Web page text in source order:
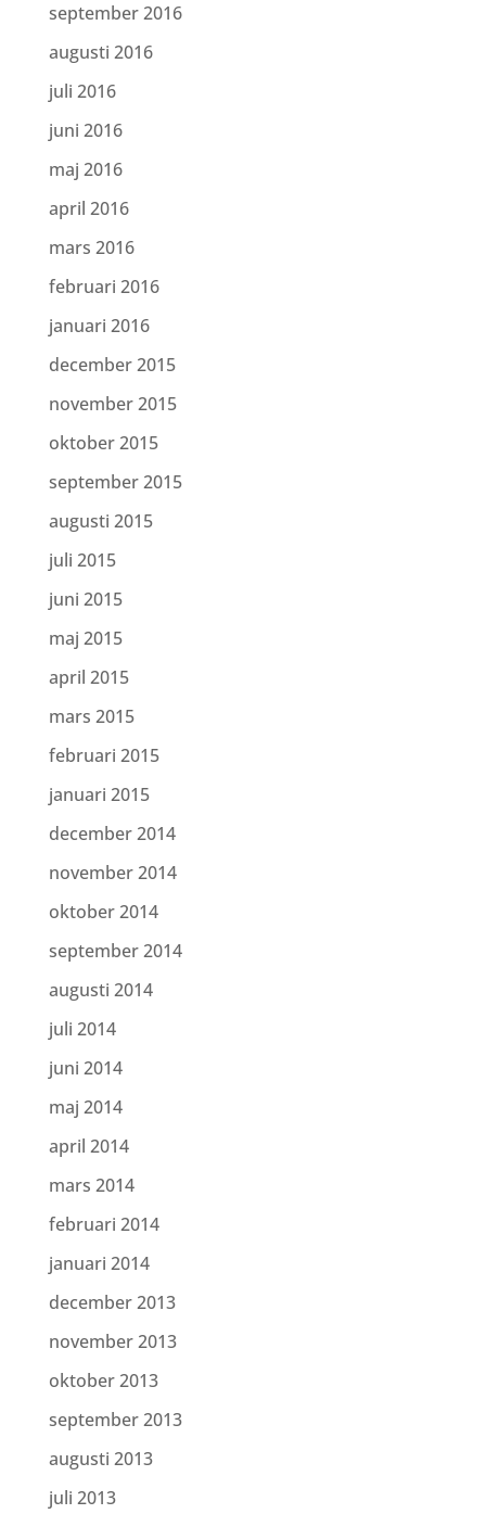
september 2016
augusti 2016
juli 2016
juni 2016
maj 2016
april 2016
mars 2016
februari 2016
januari 2016
december 2015
november 2015
oktober 2015
september 2015
augusti 2015
juli 2015
juni 2015
maj 2015
april 2015
mars 2015
februari 2015
januari 2015
december 2014
november 2014
oktober 2014
september 2014
augusti 2014
juli 2014
juni 2014
maj 2014
april 2014
mars 2014
februari 2014
januari 2014
december 2013
november 2013
oktober 2013
september 2013
augusti 2013
juli 2013